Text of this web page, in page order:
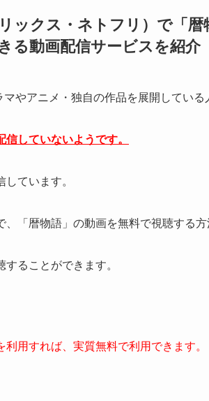
ックス・ネトフリ）で「
る動画配信サービスを紹介
やアニメ・独自の作品を展開している
信していないようです。
ています。
、「暦物語」の動画を無料で視聴する方
ることができます。
用すれば、実質無料で利用できます。